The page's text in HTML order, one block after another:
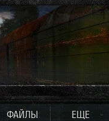
ФАЙЛЫ ЕЩЕ